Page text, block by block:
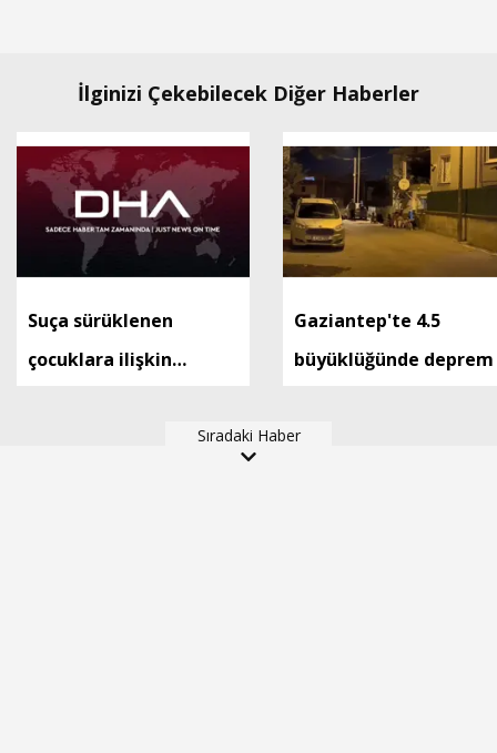
İlginizi Çekebilecek Diğer Haberler
Suça sürüklenen
çocuklara ilişkin
kanun teklifi, TBMM
Gaziantep'te 4.5
büyüklüğünde deprem
Sıradaki Haber